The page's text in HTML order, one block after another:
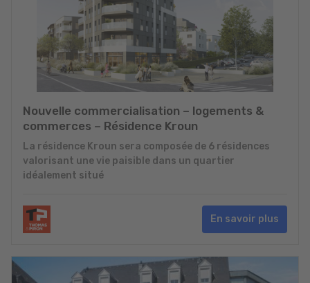
Nouvelle commercialisation – logements &
commerces – Résidence Kroun
La résidence Kroun sera composée de 6 résidences
valorisant une vie paisible dans un quartier
idéalement situé
En savoir plus